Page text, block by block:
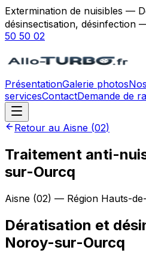
Extermination de nuisibles —
désinsectisation, désinfection
50 50 02
PrésentationGalerie photosNos
servicesContactDemande de
Retour au Aisne (02)
Traitement anti-
sur-Ourcq
Aisne (02) — Région Hauts-
Dératisation et
Noroy-sur-Ourcq